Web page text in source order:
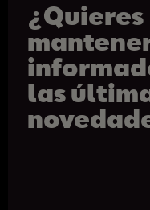
¿Quieres
las